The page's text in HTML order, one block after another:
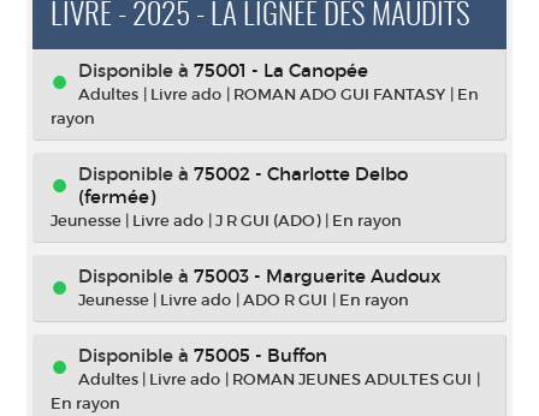
LIVRE - 2025 - LA LIGNÉE DES MAUDITS
Disponible à 75001 - La Canopée
Adultes | Livre ado | ROMAN ADO GUI FANTASY | En
rayon
Disponible à 75002 - Charlotte Delbo
(fermée)
Jeunesse | Livre ado |J R GUI (ADO) | En rayon
Disponible à 75003 - Marguerite Audoux
Jeunesse | Livre ado |ADO R GUI | En rayon
Disponible à 75005 - Buffon
Adultes | Livre ado | ROMAN JEUNES ADULTES GUI |
En rayon